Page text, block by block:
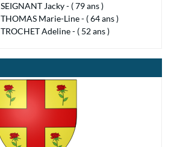
SEIGNANT Jacky - ( 79 ans )
THOMAS Marie-Line - ( 64 ans )
TROCHET Adeline - ( 52 ans )